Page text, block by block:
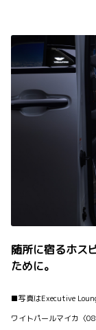
随所に宿るホス
ために。
■写真はExecutive
ワイトパールマイカ〈